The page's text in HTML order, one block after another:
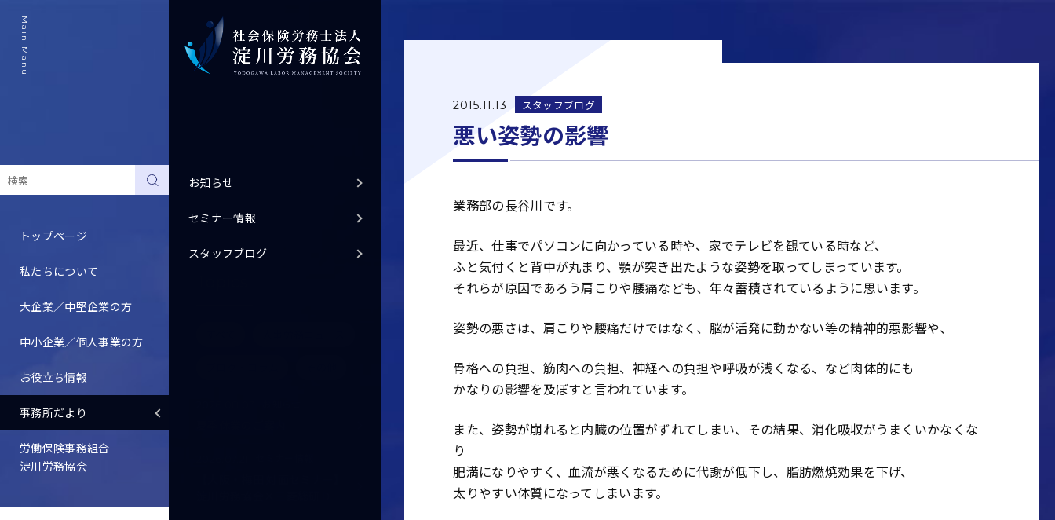
Main Manu
トップページ
私たちについて
大企業／中堅企業の方
中小企業／個人事業の方
お役立ち情報
事務所だより
お知らせ
セミナー情報
スタッフブログ
労働保険事務組合
淀川労務協会
2015.11.13 スタッフブログ
悪い姿勢の影響
業務部の長谷川です。
最近、仕事でパソコンに向かっている時や、家でテレビを観ている時など、
ふと気付くと背中が丸まり、顎が突き出たような姿勢を取ってしまっています。
それらが原因であろう肩こりや腰痛なども、年々蓄積されているように思います。
姿勢の悪さは、肩こりや腰痛だけではなく、脳が活発に動かない等の精神的悪影響や、
骨格への負担、筋肉への負担、神経への負担や呼吸が浅くなる、など肉体的にも
かなりの影響を及ぼすと言われています。
また、姿勢が崩れると内臓の位置がずれてしまい、その結果、消化吸収がうまくいかなくな
り
肥満になりやすく、血流が悪くなるために代謝が低下し、脂肪燃焼効果を下げ、
太りやすい体質になってしまいます。